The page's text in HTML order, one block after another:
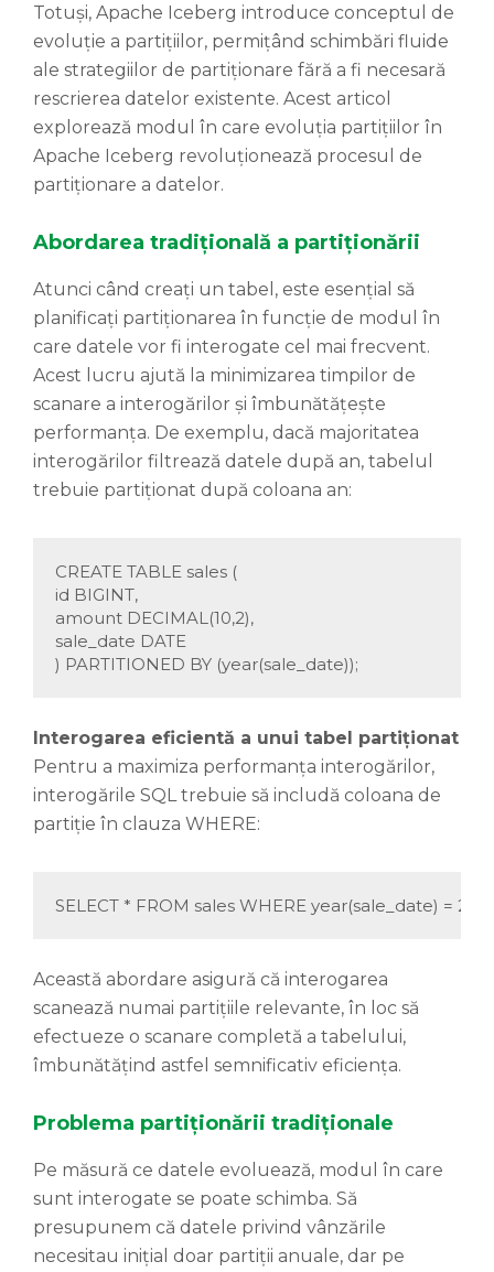
Totuși, Apache Iceberg introduce conceptul de
evoluție a partițiilor, permițând schimbări fluide
ale strategiilor de partiționare fără a fi necesară
rescrierea datelor existente. Acest articol
explorează modul în care evoluția partițiilor în
Apache Iceberg revoluționează procesul de
partiționare a datelor.
Abordarea tradițională a partiționării
Atunci când creați un tabel, este esențial să
planificați partiționarea în funcție de modul în
care datele vor fi interogate cel mai frecvent.
Acest lucru ajută la minimizarea timpilor de
scanare a interogărilor și îmbunătățește
performanța. De exemplu, dacă majoritatea
interogărilor filtrează datele după an, tabelul
trebuie partiționat după coloana an:
CREATE TABLE sales (
id BIGINT,
amount DECIMAL(10,2),
sale_date DATE
) PARTITIONED BY (year(sale_date));
Interogarea eficientă a unui tabel partiționat
Pentru a maximiza performanța interogărilor,
interogările SQL trebuie să includă coloana de
partiție în clauza WHERE:
SELECT * FROM sales WHERE year(sale_date) =
Această abordare asigură că interogarea
scanează numai partițiile relevante, în loc să
efectueze o scanare completă a tabelului,
îmbunătățind astfel semnificativ eficiența.
Problema partiționării tradiționale
Pe măsură ce datele evoluează, modul în care
sunt interogate se poate schimba. Să
presupunem că datele privind vânzările
necesitau inițial doar partiții anuale, dar pe